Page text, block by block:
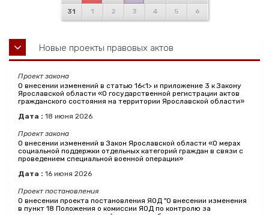
31 1 2 3 4 5 6
Новые проекты правовых актов
Проект закона
О внесении изменений в статью 16<1> и приложение 3 к Закону
Ярославской области «О государственной регистрации актов
гражданского состояния на территории Ярославской области»
Дата : 18 июня 2026
Проект закона
О внесении изменений в Закон Ярославской области «О мерах
социальной поддержки отдельных категорий граждан в связи с
проведением специальной военной операции»
Дата : 16 июня 2026
Проект постановления
О внесении проекта постановления ЯОД "О внесении изменения
в пункт 18 Положения о комиссии ЯОД по контролю за